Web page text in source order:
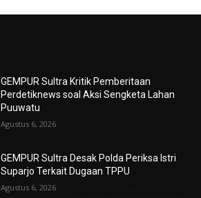
GEMPUR Sultra Kritik Pemberitaan
Perdetiknews soal Aksi Sengketa Lahan
Puuwatu
Agustus 6, 2026
GEMPUR Sultra Desak Polda Periksa Istri
Suparjo Terkait Dugaan TPPU
Agustus 6, 2026